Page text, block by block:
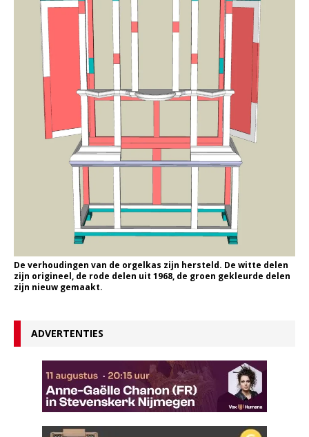
De verhoudingen van de orgelkas zijn hersteld. De witte delen
zijn origineel, de rode delen uit 1968, de groen gekleurde delen
zijn nieuw gemaakt.
ADVERTENTIES